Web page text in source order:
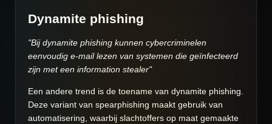
Dynamite phishing
"Bij dynamite phishing kunnen cybercriminelen
eenvoudig e-mail lezen van systemen die geïnfecteerd
zijn met een information stealer"
Een andere trend is de toename van dynamite phishing.
Deze variant van spearphishing maakt gebruik van
automatisering, waarbij slachtoffers op maat gemaakte